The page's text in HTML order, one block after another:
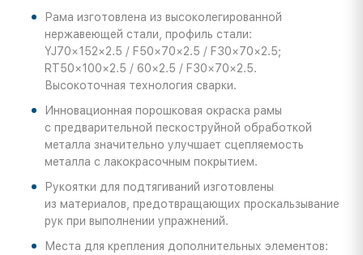
Рама изготовлена из высоколегированной
нержавеющей стали, профиль стали:
YJ70×152×2.5 / F50×70×2.5 / F30×70×2.5;
RT50×100×2.5 / 60×2.5 / F30×70×2.5.
Высокоточная технология сварки.
Инновационная порошковая окраска рамы
с предварительной пескоструйной обработкой
металла значительно улучшает сцепляемость
металла с лакокрасочным покрытием.
Рукоятки для подтягиваний изготовлены
из материалов, предотвращающих проскальзывание
рук при выполнении упражнений.
Места для крепления дополнительных элементов: